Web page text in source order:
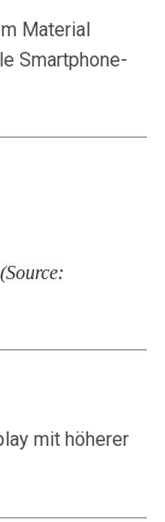
Material
Smartphone-
(Source:
mit höherer